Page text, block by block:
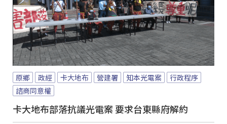
原鄉 政經 卡大地布 營建署 知本光電案
行政程序
諮商同意權
卡大地布部落抗議光電案 要求台東縣府解約